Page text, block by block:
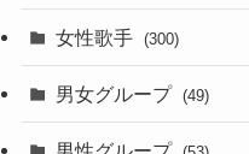
女性歌手 (300)
男女グループ (49)